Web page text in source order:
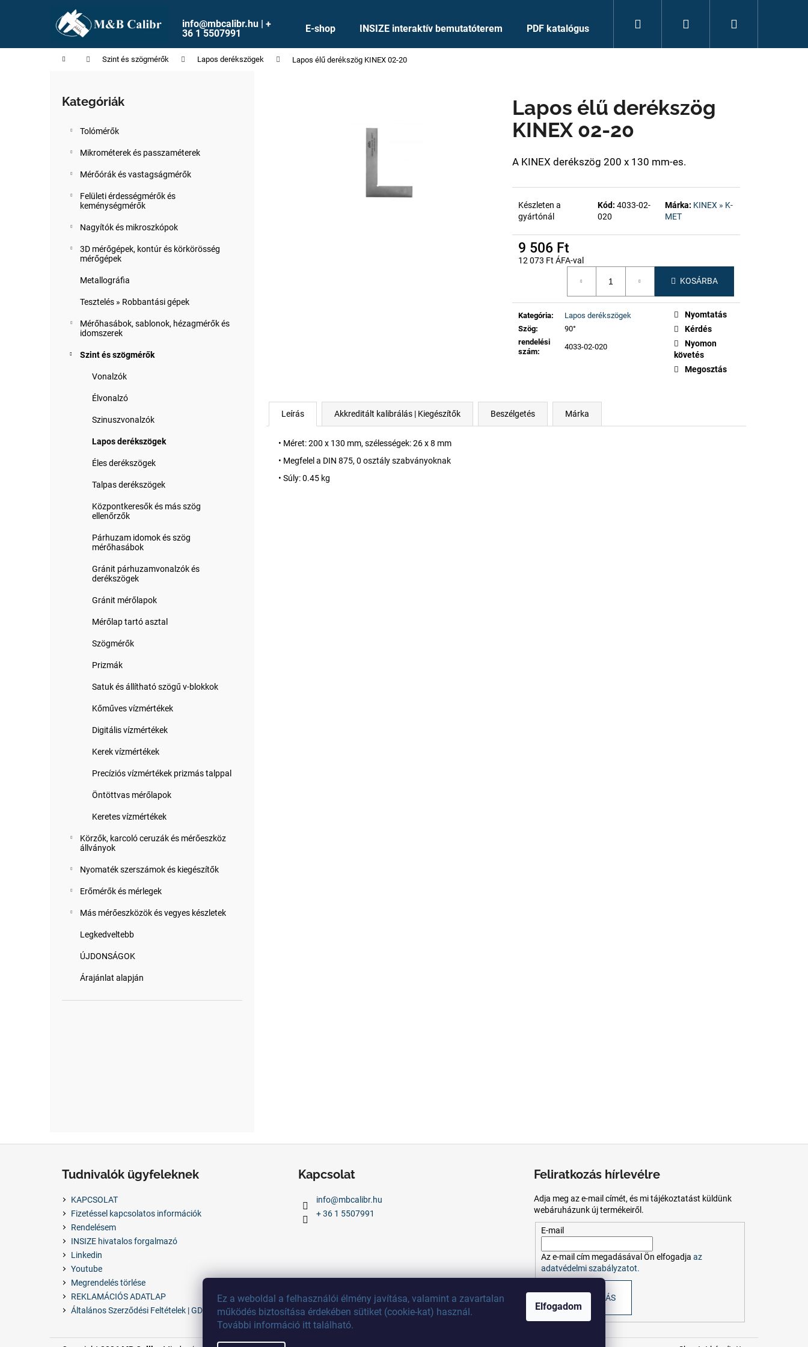
Ez a weboldal a felhasználói élmény javítása, valamint a zavartalan
működés biztosítása érdekében sütiket (cookie-kat) használ.
További információ itt található.
Elfogadom
info@mbcalibr.hu | +
36 1 5507991
E-shop INSIZE interaktív bemutatóterem PDF katalógus Keresés Bejelentkezés
KezdőlapSzint és szögmérők Lapos derékszögek Lapos élű derékszög KINEX 02-20
Kategóriák
átugrása
Kategóriák
Tolómérők
Mikrométerek és passzaméterek
Mérőórák és vastagságmérők
Felületi érdességmérők és
keménységmérők
Nagyítók és mikroszkópok
3D mérőgépek, kontúr és körkörösség
mérőgépek
Metallográfia
Tesztelés » Robbantási gépek
Mérőhasábok, sablonok, hézagmérők és
idomszerek
Szint és szögmérők
Vonalzók
Élvonalzó
Szinuszvonalzók
Lapos derékszögek
Éles derékszögek
Talpas derékszögek
Központkeresők és más szög
ellenőrzők
Párhuzam idomok és szög
mérőhasábok
Gránit párhuzamvonalzók és
derékszögek
Gránit mérőlapok
Mérőlap tartó asztal
Szögmérők
Prizmák
Satuk és állítható szögű v-blokkok
Kőműves vízmértékek
Digitális vízmértékek
Kerek vízmértékek
Precíziós vízmértékek prizmás talppal
Öntöttvas mérőlapok
Keretes vízmértékek
Körzők, karcoló ceruzák és mérőeszköz
állványok
Nyomaték szerszámok és kiegészítők
Erőmérők és mérlegek
Más mérőeszközök és vegyes készletek
Legkedveltebb
ÚJDONSÁGOK
Árajánlat alapján
Lapos élű derékszög
KINEX 02-20
A KINEX derékszög 200 x 130 mm-es.
Készleten a
gyártónál
Kód: 4033-02-
020
Márka: KINEX » K-
MET
9 506 Ft
12 073 Ft ÁFA-val
KOSÁRBA
Kategória:
Lapos derékszögek
Szög:
90°
rendelési
szám:
4033-02-020
Nyomtatás
Kérdés
Nyomon
követés
Megosztás
Leírás Akkreditált kalibrálás | Kiegészítők Beszélgetés Márka
• Méret: 200 x 130 mm, szélességek: 26 x 8 mm
• Megfelel a DIN 875, 0 osztály szabványoknak
• Súly: 0.45 kg
á
Vissza
a boltba
Vissza
a boltba
Mit keres?
Tudnivalók ügyfeleknek
KAPCSOLAT
Fizetéssel kapcsolatos információk
Rendelésem
INSIZE hivatalos forgalmazó
Linkedin
Youtube
Megrendelés törlése
REKLAMÁCIÓS ADATLAP
Általános Szerződési Feltételek | GDPR
Kapcsolat
info@mbcalibr.hu
+ 36 1 5507991
Feliratkozás hírlevélre
Adja meg az e-mail címét, és mi tájékoztatást küldünk
webáruházunk új termékeiről.
E-mail
Aze-mailcím megadásával Ön elfogadja az
adatvédelmi szabályzatot.
FELIRATKOZÁS